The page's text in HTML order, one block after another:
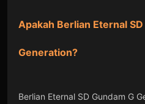
Apakah Berlian Eternal
Generation?
Berlian Eternal SD Gundam G